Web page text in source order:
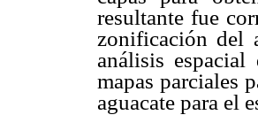
resultante fue
zonificación del
análisis
mapas parciales
aguacate para el